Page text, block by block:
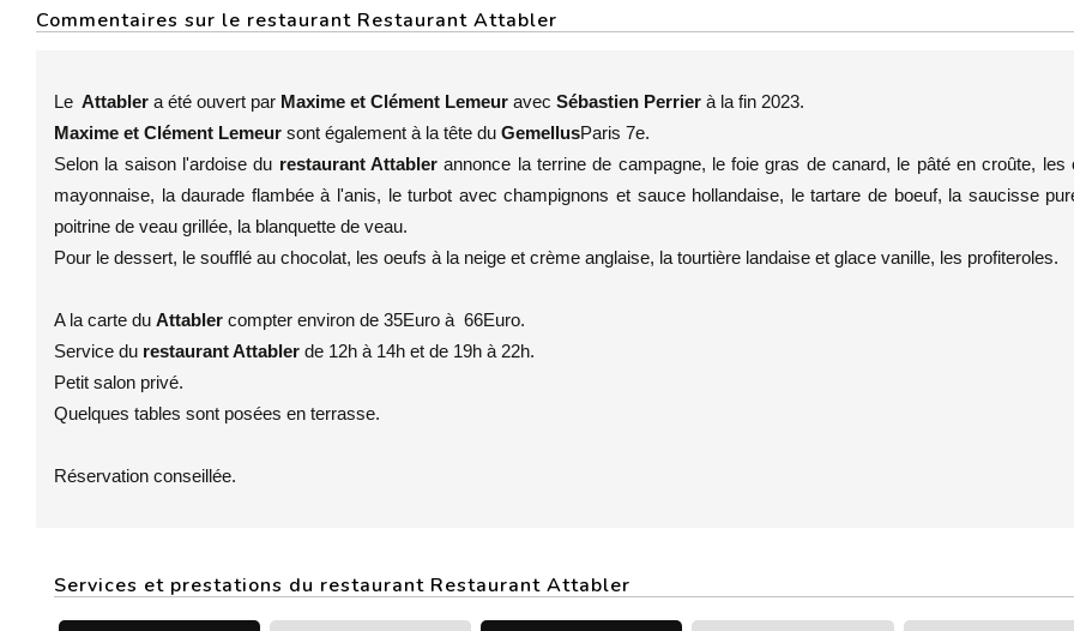
Commentaires sur le restaurant Restaurant Attabler
Le Attabler a été ouvert par Maxime et Clément Lemeur avec Sébastien Perrier à la fin 2023.
Maxime et Clément Lemeur sont également à la tête du GemellusParis 7e.
Selon la saison l'ardoise du restaurant Attablerannonce la terrine de campagne, le foie gras de canard, le pâté en croûte, les
mayonnaise, la daurade flambée à l'anis, le turbot avec champignons et sauce hollandaise, le tartare de boeuf, la saucisse
poitrine de veau grillée, la blanquette de veau.
Pour le dessert, le soufflé au chocolat, les oeufs à la neige et crème anglaise, la tourtière landaise et glace vanille, les profiteroles.
A la carte du Attabler compter environ de 35Euro à 66Euro.
Service du restaurant Attabler de 12h à 14h et de 19h à 22h.
Petit salon privé.
Quelques tables sont posées en terrasse.
Réservation conseillée.
Services et prestations du restaurant Restaurant Attabler